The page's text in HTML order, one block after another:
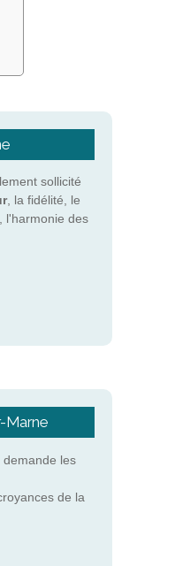
sollicité
, la fidélité, le
l'harmonie des
Marne
les
de la